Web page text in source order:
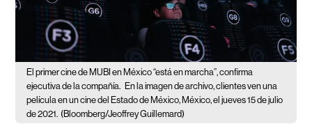
El primer cine de MUBI en México “está en marcha”, confirma
ejecutiva de la compañía. En la imagen de archivo, clientes ven una
película en un cine del Estado de México, México, el jueves 15 de julio
de 2021. (Bloomberg/Jeoffrey Guillemard)